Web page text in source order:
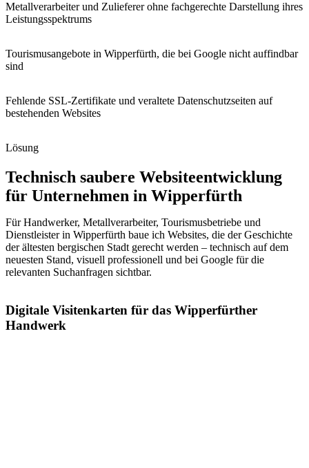
Metallverarbeiter und Zulieferer ohne fachgerechte Darstellung ihres
Leistungsspektrums
Tourismusangebote in Wipperfürth, die bei Google nicht auffindbar
sind
Fehlende SSL-Zertifikate und veraltete Datenschutzseiten auf
bestehenden Websites
Lösung
Technisch saubere Websiteentwicklung
für Unternehmen in Wipperfürth
Für Handwerker, Metallverarbeiter, Tourismusbetriebe und
Dienstleister in Wipperfürth baue ich Websites, die der Geschichte
der ältesten bergischen Stadt gerecht werden – technisch auf dem
neuesten Stand, visuell professionell und bei Google für die
relevanten Suchanfragen sichtbar.
Digitale Visitenkarten für das Wipperfürther
Handwerk